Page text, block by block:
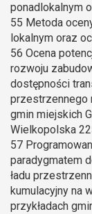
ponadlokalnym
55 Metoda
lokalnym oraz
56 Ocena
rozwoju
dostępności
przestrzennego
gmin miejskich
Wielkopolska
57
paradygmatem
ładu
kumulacyjny na
przykładach